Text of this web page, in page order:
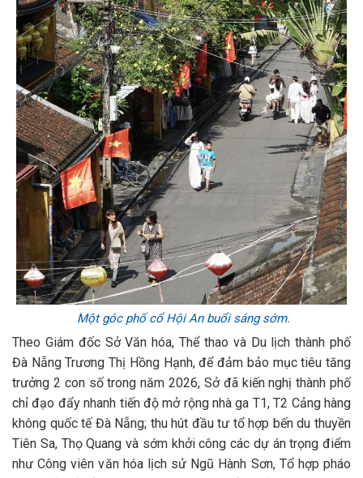
Một góc phố cổ Hội An buổi sáng sớm.
Theo Giám đốc Sở Văn hóa, Thể thao và Du lịch thành phố
Đà Nẵng Trương Thị Hồng Hạnh, để đảm bảo mục tiêu tăng
trưởng 2 con số trong năm 2026, Sở đã kiến nghị thành phố
chỉ đạo đẩy nhanh tiến độ mở rộng nhà ga T1, T2 Cảng hàng
không quốc tế Đà Nẵng; thu hút đầu tư tổ hợp bến du thuyền
Tiên Sa, Thọ Quang và sớm khởi công các dự án trọng điểm
như Công viên văn hóa lịch sử Ngũ Hành Sơn, Tổ hợp pháo